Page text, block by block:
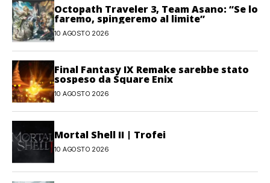
Octopath Traveler 3, Team Asano: “Se lo
faremo, spingeremo al limite”
10 AGOSTO 2026
Final Fantasy IX Remake sarebbe stato
sospeso da Square Enix
10 AGOSTO 2026
Mortal Shell II | Trofei
10 AGOSTO 2026